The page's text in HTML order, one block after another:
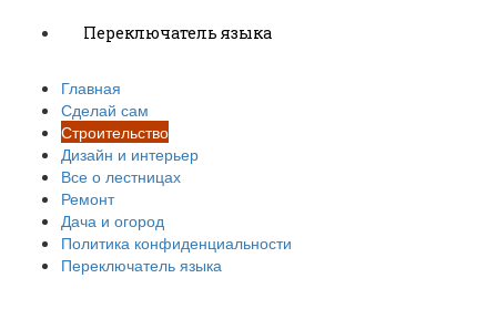
Переключатель языка
Главная
Сделай сам
Строительство
Дизайн и интерьер
Все о лестницах
Ремонт
Дача и огород
Политика конфиденциальности
Переключатель языка